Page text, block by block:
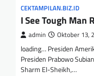
CEKTAMPILAN.BIZ.ID
I See Tough Man
admin Oktober 13,
loading… Presiden
Presiden Prabowo
Sharm El-Sheikh,…